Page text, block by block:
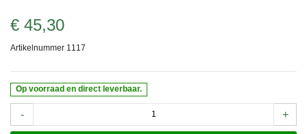
€ 45,30
Artikelnummer 1117
Op voorraad en direct leverbaar.
- +